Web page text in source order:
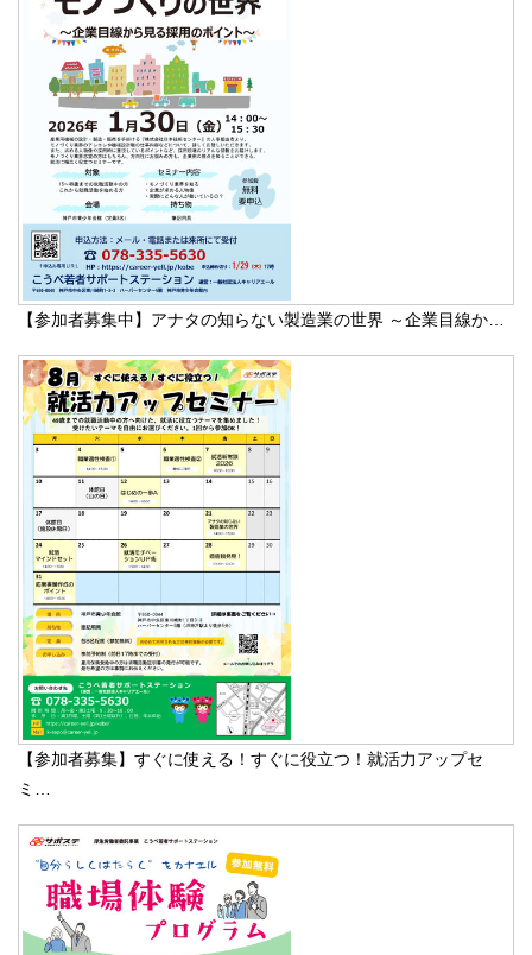
【参加者募集中】アナタの知らない製造業の世界 ～企業目線か…
【参加者募集】すぐに使える！すぐに役立つ！就活力アップセ
ミ…